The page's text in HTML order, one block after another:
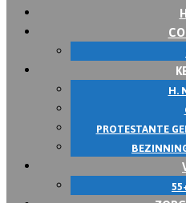
H.
PROTESTANTE